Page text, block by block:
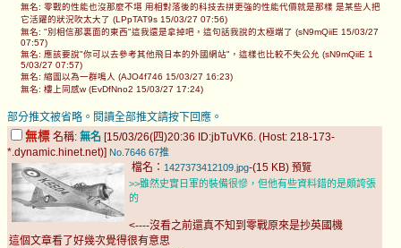
無名: 零戰的性能也沒那麼不堪 用相對落後的科技去拼更強的性能代價就是那樣 是某些人把
它活躍的狀況吹太大了 (LPpTAT9s 15/03/27 07:56)
無名: "別相信那裏面的東西"這我還是拿掉吧，這句話我說的太極端了 (sN9mQiiE 15/03/27
07:57)
無名: 應該要說"你可以去參考其他飛日本的外國網站"，這樣也比較不失公允 (sN9mQiiE 1
5/03/27 07:57)
無名: 縮圖以為一群鳴人 (AJO4f746 15/03/27 16:23)
無名: 樓上同感w (EvDfNno2 15/03/27 17:24)
部分推文被省略。閱讀全部推文請按下回應。
無標 名稱: 無名 [15/03/26(四)20:36 ID:jbTuVK6. (Host: 218-173-
*.dynamic.hinet.net)] No.7646 67推
檔名： 1427373412109.jpg-(15 KB) 預覽
>>雖然史實日軍的裝備很慘，但他有些資料錯的是頗誇張
的
<----沒看之前還真不知到零戰原來是抄英國機
這個文章看了好幾次覺得很有意思